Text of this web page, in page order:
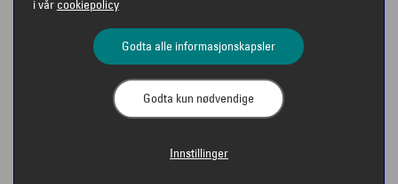
i vår cookiepolicy
Godta alle informasjonskapsler
Godta kun nødvendige
Innstillinger